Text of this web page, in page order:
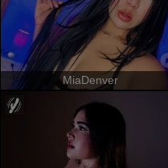
MiaDenver